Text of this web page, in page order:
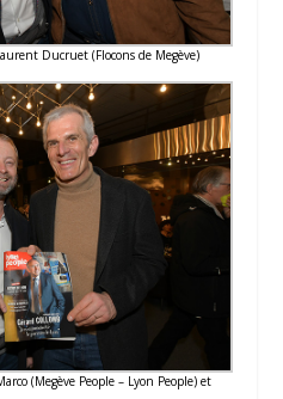
Ducruet (Flocons de Megève)
(Megève People – Lyon People) et